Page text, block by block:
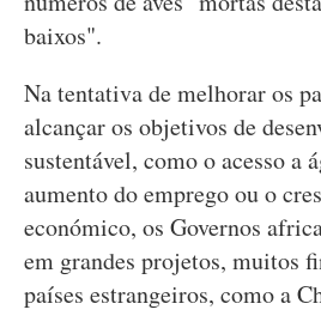
baixos".
Na tentativa de melhorar os
alcançar os objetivos de
sustentável, como o acesso a
aumento do emprego ou o
económico, os Governos
em grandes projetos, muitos
países estrangeiros, como a